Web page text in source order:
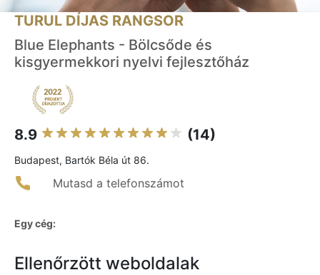
TURUL DÍJAS RANGSOR
Blue Elephants - Bölcsőde és
kisgyermekkori nyelvi fejlesztőház
8.9 (14)
Budapest, Bartók Béla út 86.
Mutasd a telefonszámot
Egy cég:
Ellenőrzött weboldalak